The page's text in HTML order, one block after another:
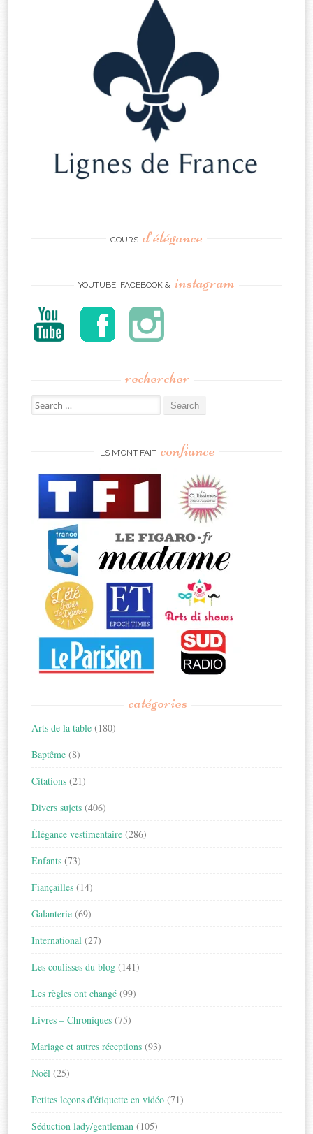
COURS d’élégance
YOUTUBE, FACEBOOK & instagram
rechercher
Search
for:
ILS M’ONT FAIT confiance
catégories
Arts de la table (180)
Baptême (8)
Citations (21)
Divers sujets (406)
Élégance vestimentaire (286)
Enfants (73)
Fiançailles (14)
Galanterie (69)
International (27)
Les coulisses du blog (141)
Les règles ont changé (99)
Livres – Chroniques (75)
Mariage et autres réceptions (93)
Noël (25)
Petites leçons d'étiquette en vidéo (71)
Séduction lady/gentleman (105)